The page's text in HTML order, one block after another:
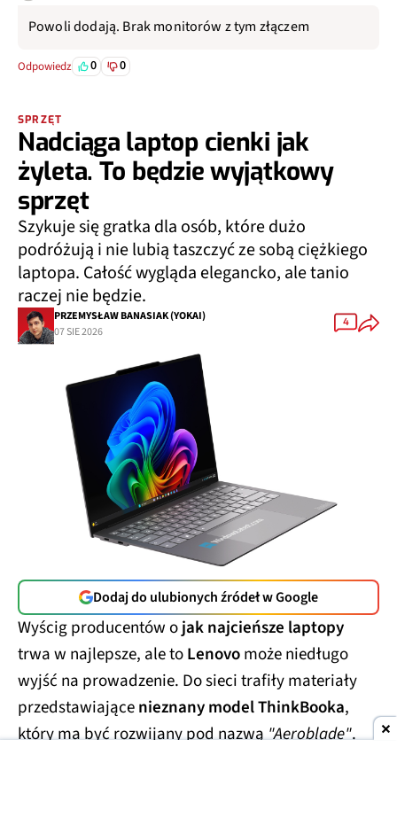
Powoli dodają. Brak monitorów z tym złączem
Odpowiedz 0 0
SPRZĘT
Nadciąga laptop cienki jak
żyleta. To będzie wyjątkowy
sprzęt
Szykuje się gratka dla osób, które dużo
podróżują i nie lubią taszczyć ze sobą ciężkiego
laptopa. Całość wygląda elegancko, ale tanio
raczej nie będzie.
PRZEMYSŁAW BANASIAK (YOKAI)
07 SIE 2026
4
Dodaj do ulubionych źródeł w Google
Wyścig producentów ojak najcieńsze laptopy
trwa w najlepsze, ale toLenovomoże niedługo
wyjść na prowadzenie. Do sieci trafiły materiały
przedstawiającenieznany model ThinkBooka,
który ma być rozwijany pod nazwą"Aeroblade".